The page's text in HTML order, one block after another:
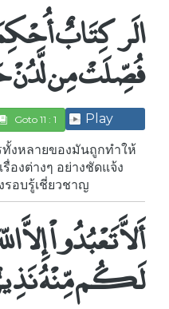
الَر كِتَابٌ
فُصِّلَتْ مِن لَّدُنْ
Goto 11 : 1 Play
งหลายของมันถูกทำให้
องต่างๆ อย่างชัดแจ้ง
อบรู้เชี่ยวชาญ
أَلاَّ تَعْبُدُواْ إِلاَّ
لَكُم مِّنْهُ